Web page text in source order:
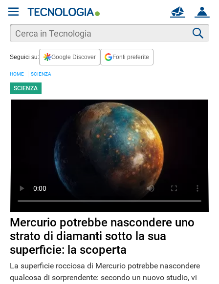
ACCOUNT
MAIL
Seguici su: Google Discover Fonti preferite
HOME SCIENZA
SCIENZA
Mercurio potrebbe nascondere uno
strato di diamanti sotto la sua
superficie: la scoperta
La superficie rocciosa di Mercurio potrebbe nascondere
qualcosa di sorprendente: secondo un nuovo studio, vi